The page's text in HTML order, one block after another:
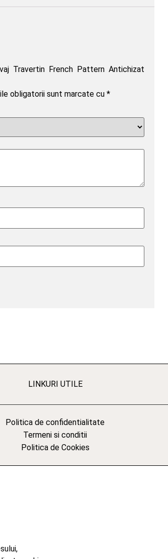
Travertin French Pattern Antichizat
obligatorii sunt marcate cu *
LINKURI UTILE
Politica de confidentialitate
Termeni si conditii
Politica de Cookies